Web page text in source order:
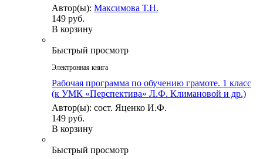
Автор(ы): Максимова Т.Н.
149 руб.
В корзину
Быстрый просмотр
Электронная книга
Рабочая программа по обучению грамоте. 1 класс
(к УМК «Перспектива» Л.Ф. Климановой и др.)
Автор(ы): сост. Яценко И.Ф.
149 руб.
В корзину
Быстрый просмотр